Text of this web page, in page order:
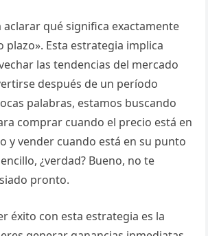
aclarar qué significa exactamente
plazo». Esta estrategia implica
las tendencias del mercado
después de un período
palabras, estamos buscando
comprar cuando el precio está en
y vender cuando está en su punto
¿verdad? Bueno, no te
pronto.
éxito con esta estrategia es la